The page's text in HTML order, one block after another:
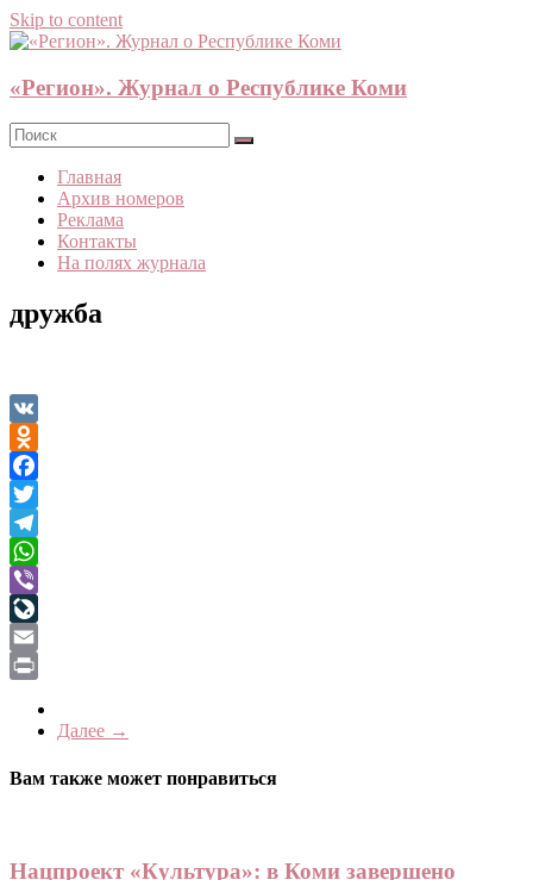
Skip to content
«Регион». Журнал о Республике Коми
Главная
Архив номеров
Реклама
Контакты
На полях журнала
дружба
VK
Odnoklassniki
Facebook
Twitter
Telegram
WhatsApp
Viber
LiveJournal
Email
Далее →
Вам также может понравиться
Нацпроект «Культура»: в Коми завершено